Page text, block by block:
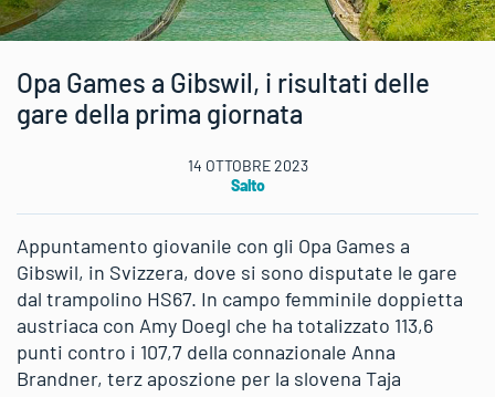
Opa Games a Gibswil, i risultati delle
gare della prima giornata
14 OTTOBRE 2023
Salto
Appuntamento giovanile con gli Opa Games a
Gibswil, in Svizzera, dove si sono disputate le gare
dal trampolino HS67. In campo femminile doppietta
austriaca con Amy Doegl che ha totalizzato 113,6
punti contro i 107,7 della connazionale Anna
Brandner, terz aposzione per la slovena Taja